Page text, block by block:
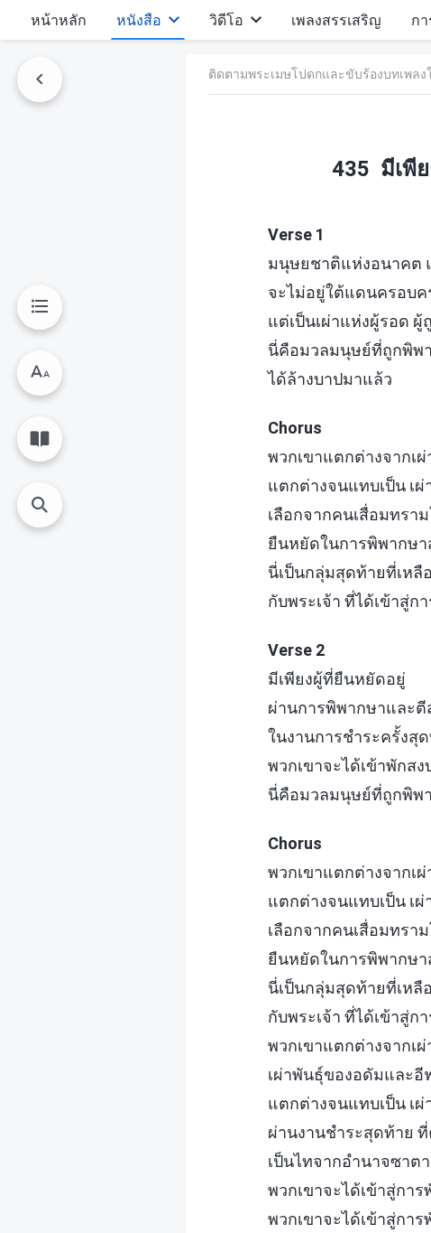
หน้าหลัก หนังสือ วิดีโอ เพลงสรรเสริญ ก
ติดตามพระเมษโปดกและขับร้องบทเพลง
435 มีเพี
Verse 1
มนุษยชาติแห่งอนาคต
จะไม่อยู่ใต้แดนครอบ
แต่เป็นเผ่าแห่งผู้รอด ผู้
นี่คือมวลมนุษย์ที่ถูกพิพ
ได้ล้างบาปมาแล้ว
Chorus
พวกเขาแตกต่างจากเ
แตกต่างจนแทบเป็น เ
เลือกจากคนเสื่อมทรา
ยืนหยัดในการพิพากษา
นี่เป็นกลุ่มสุดท้ายที่เหลื
กับพระเจ้า ที่ได้เข้าสู่ก
Verse 2
มีเพียงผู้ที่ยืนหยัดอยู่
ผ่านการพิพากษาและ
ในงานการชำระครั้งสุ
พวกเขาจะได้เข้าพักสง
นี่คือมวลมนุษย์ที่ถูกพิพ
Chorus
พวกเขาแตกต่างจากเ
แตกต่างจนแทบเป็น เ
เลือกจากคนเสื่อมทรา
ยืนหยัดในการพิพากษา
นี่เป็นกลุ่มสุดท้ายที่เหลื
กับพระเจ้า ที่ได้เข้าสู่ก
พวกเขาแตกต่างจากเ
เผ่าพันธุ์ของอดัมและอี
แตกต่างจนแทบเป็น เ
ผ่านงานชำระสุดท้าย
เป็นไทจากอำนาจซาต
พวกเขาจะได้เข้าสู่การ
พวกเขาจะได้เข้าสู่การ